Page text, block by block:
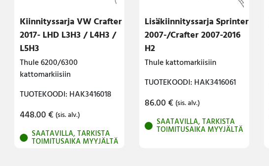
Kiinnityssarja VW Crafter
2017- LHD L3H3 / L4H3 /
L5H3
Thule 6200/6300
kattomarkiisiin
TUOTEKOODI: HAK3416018
448.00€ (sis. alv.)
SAATAVILLA, TARKISTA
TOIMITUSAIKA MYYJÄLTÄ
Lisäkiinnityssarja Sprinter
2007-/Crafter 2007-2016
H2
Thule kattomarkiisiin
TUOTEKOODI: HAK3416061
86.00€ (sis. alv.)
SAATAVILLA, TARKISTA
TOIMITUSAIKA MYYJÄLTÄ